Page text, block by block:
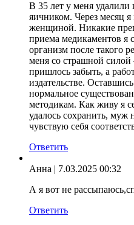
В 35 лет у меня удалили
яичником. Через месяц я
женщиной. Никакие
приема медикаментов я
организм после такого
меня со страшной силой
пришлось забыть, а
издательстве.
нормальное
методикам. Как живу я
удалось сохранить, муж
чувствую себя
Ответить
Анна | 7.03.2025 00:32
А я вот не
Ответить